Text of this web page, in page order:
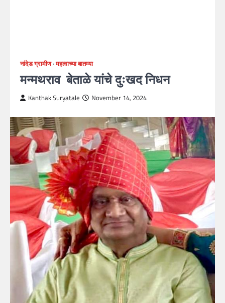
नांदेड ग्रामीण महत्वाच्या बातम्या
मन्मथराव‌ बेताळे यांचे दुःखद निधन
Kanthak Suryatale November 14, 2024